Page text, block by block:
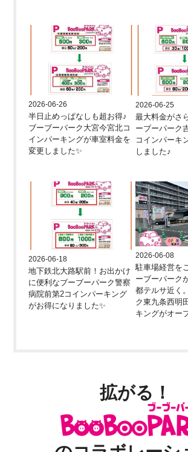
2026-06-26
半日止めっぱなしも超お得♪
ブーブーパーク大宮今宮北コ
インパーキングが車室料金を
変更しました✨
2026-06-25
最大料金がさ
ーブーパーク
コインパーキ
しました♪
2026-06-18
地下鉄北大路駅前！お出かけ
に便利なブーブーパーク警察
病院前第2コインパーキング
がお得になりました✨
2026-06-08
駐車場経営を
ーブーパーク
都テルサ近く
ク東九条西明
キングがオー
拡がる！